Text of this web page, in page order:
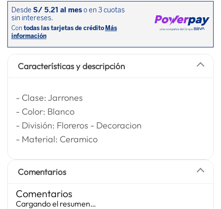
Características y descripción
- Clase: Jarrones
- Color: Blanco
- División: Floreros - Decoracion
- Material: Ceramico
Comentarios
Comentarios
Cargando el resumen…